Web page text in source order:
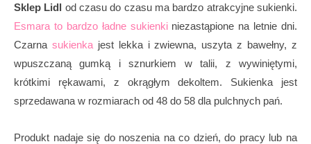
Sklep Lidl od czasu do czasu ma bardzo atrakcyjne sukienki.
Esmara to bardzo ładne sukienkiniezastąpione na letnie dni.
Czarna sukienkajest lekka i zwiewna, uszyta z bawełny, z
wpuszczaną gumką i sznurkiem w talii, z wywiniętymi,
krótkimi rękawami, z okrągłym dekoltem. Sukienka jest
sprzedawana w rozmiarach od 48 do 58 dla pulchnych pań.
Produkt nadaje się do noszenia na co dzień, do pracy lub na